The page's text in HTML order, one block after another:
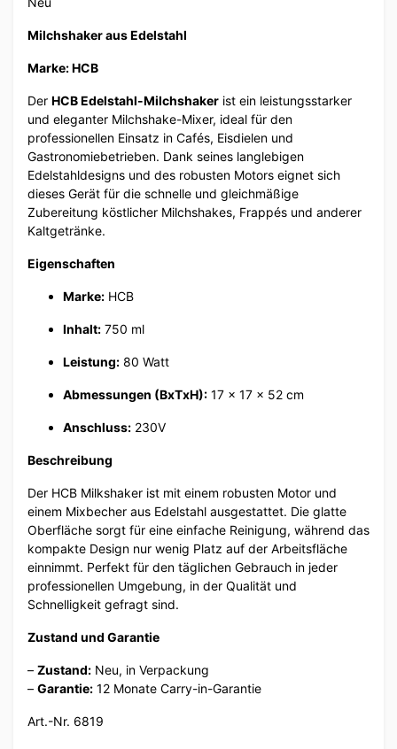
Milchshaker aus Edelstahl
Marke: HCB
Der HCB Edelstahl-Milchshaker ist ein leistungsstarker
und eleganter Milchshake-Mixer, ideal für den
professionellen Einsatz in Cafés, Eisdielen und
Gastronomiebetrieben. Dank seines langlebigen
Edelstahldesigns und des robusten Motors eignet sich
dieses Gerät für die schnelle und gleichmäßige
Zubereitung köstlicher Milchshakes, Frappés und anderer
Kaltgetränke.
Eigenschaften
Marke: HCB
Inhalt: 750 ml
Leistung: 80 Watt
Abmessungen (BxTxH): 17 x 17 x 52 cm
Anschluss: 230V
Beschreibung
Der HCB Milkshaker ist mit einem robusten Motor und
einem Mixbecher aus Edelstahl ausgestattet. Die glatte
Oberfläche sorgt für eine einfache Reinigung, während das
kompakte Design nur wenig Platz auf der Arbeitsfläche
einnimmt. Perfekt für den täglichen Gebrauch in jeder
professionellen Umgebung, in der Qualität und
Schnelligkeit gefragt sind.
Zustand und Garantie
– Zustand: Neu, in Verpackung
– Garantie: 12 Monate Carry-in-Garantie
Art.-Nr. 6819